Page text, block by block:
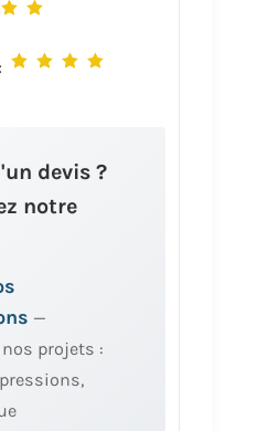
:
devis ?
notre
—
projets :